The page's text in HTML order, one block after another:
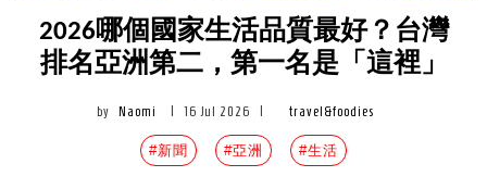
2026哪個國家生活品質最好？台灣
排名亞洲第二，第一名是「這裡」
by Naomi 16 Jul 2026 travel&foodies
#新聞 #亞洲 #生活